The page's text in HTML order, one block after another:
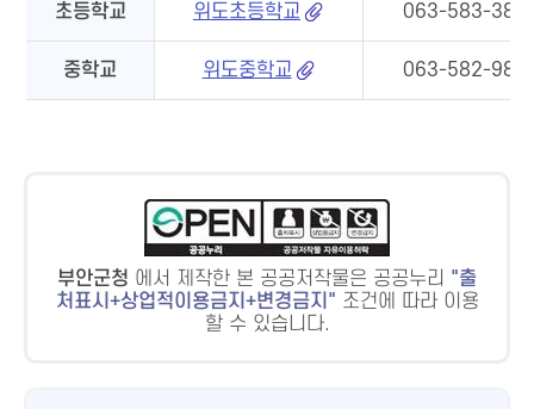
초등학교 위도초등학교 063-583-
중학교 위도중학교 063-582-
부안군청 에서 제작한 본 공공저작물은 공공누리
출
처표시+상업적이용금지+변경금지
조건에 따라 이용
할 수 있습니다.